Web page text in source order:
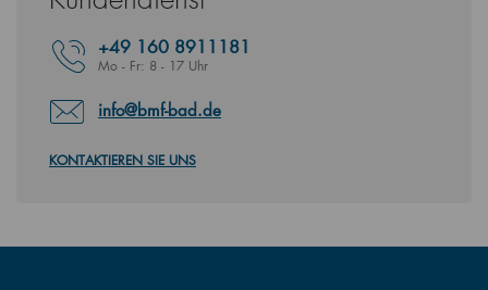
+49 160 8911181
Mo - Fr: 8 - 17 Uhr
info@bmf-bad.de
KONTAKTIEREN SIE UNS